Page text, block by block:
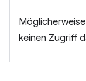
Möglicherweise
keinen Zugriff